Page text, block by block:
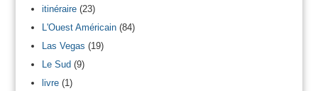
itinéraire(23)
L'Ouest Américain(84)
Las Vegas (19)
Le Sud(9)
livre(1)